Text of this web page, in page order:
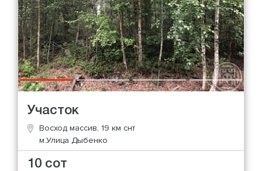
Участок
Восход массив, 19 км снт
м.Улица Дыбенко
10 сот